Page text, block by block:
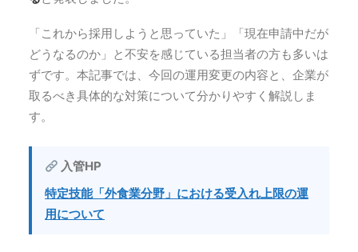
「これから採用しようと思っていた」「現在申請中だが
どうなるのか」と不安を感じている担当者の方も多いは
ずです。本記事では、今回の運用変更の内容と、企業が
取るべき具体的な対策について分かりやすく解説しま
す。
入管HP
特定技能「外食業分野」における受入れ上限の運
用について